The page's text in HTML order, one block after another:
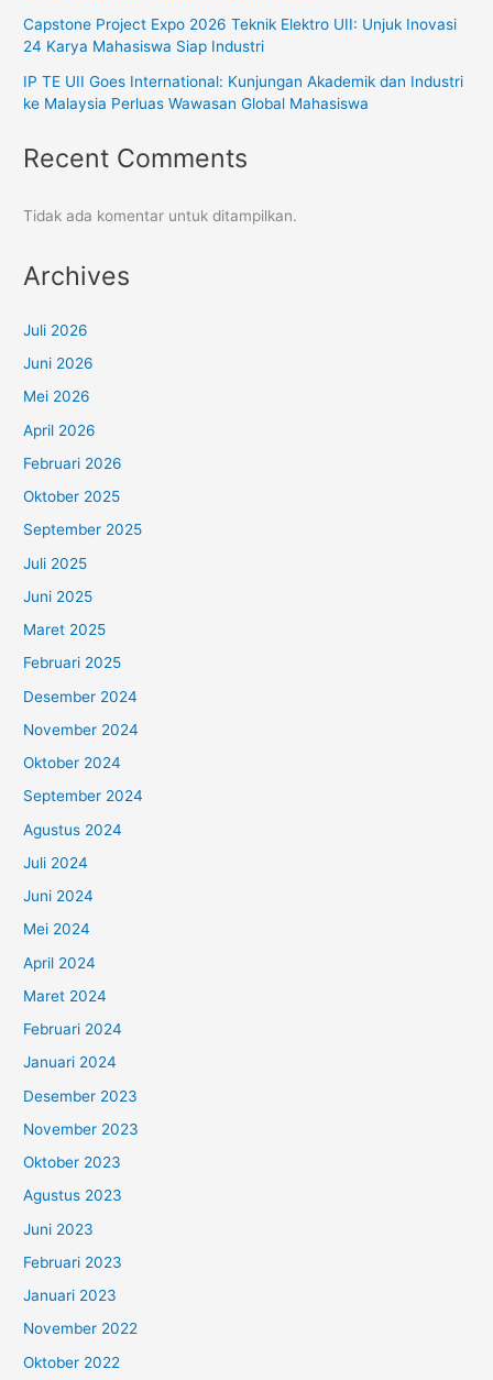
Capstone Project Expo 2026 Teknik Elektro UII: Unjuk Inovasi
24 Karya Mahasiswa Siap Industri
IP TE UII Goes International: Kunjungan Akademik dan Industri
ke Malaysia Perluas Wawasan Global Mahasiswa
Recent Comments
Tidak ada komentar untuk ditampilkan.
Archives
Juli 2026
Juni 2026
Mei 2026
April 2026
Februari 2026
Oktober 2025
September 2025
Juli 2025
Juni 2025
Maret 2025
Februari 2025
Desember 2024
November 2024
Oktober 2024
September 2024
Agustus 2024
Juli 2024
Juni 2024
Mei 2024
April 2024
Maret 2024
Februari 2024
Januari 2024
Desember 2023
November 2023
Oktober 2023
Agustus 2023
Juni 2023
Februari 2023
Januari 2023
November 2022
Oktober 2022